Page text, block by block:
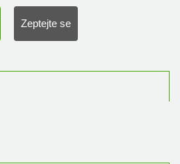
Zeptejte se